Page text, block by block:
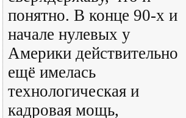
понятно. В конце 90-х и
начале нулевых у
Америки действительно
ещё имелась
технологическая и
кадровая мощь,